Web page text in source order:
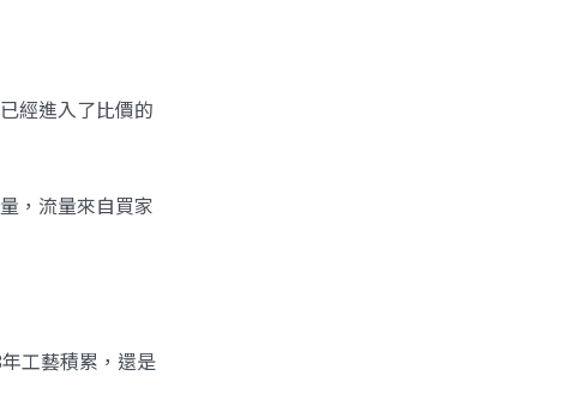
經進入了比價的
，流量來自買家
工藝積累，還是